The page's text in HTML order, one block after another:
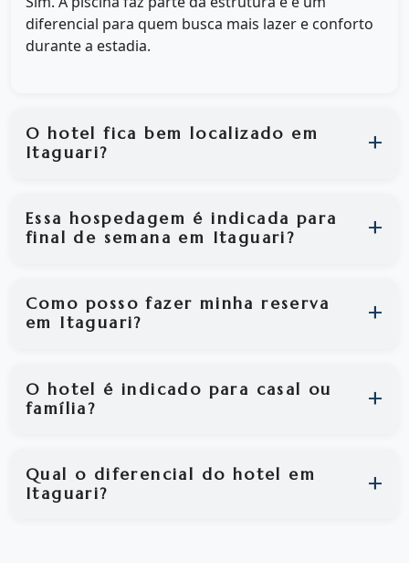
diferencial para quem busca mais lazer e conforto
durante a estadia.
O hotel fica bem localizado em
Itaguari?
Essa hospedagem é indicada para
final de semana em Itaguari?
Como posso fazer minha reserva
em Itaguari?
O hotel é indicado para casal ou
família?
Qual o diferencial do hotel em
Itaguari?